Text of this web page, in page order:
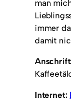
man
immer
damit
Internet: